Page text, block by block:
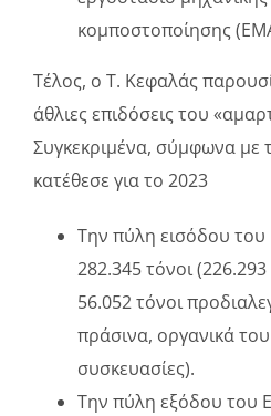
κομποστοποίησης
Τέλος, ο Τ. Κεφαλάς
άθλιες επιδόσεις του
Συγκεκριμένα, σύμφωνα με
κατέθεσε για το 2023
Την πύλη εισόδου
282.345 τόνοι
56.052 τόνοι
πράσινα, οργανικά
συσκευασίες).
Την πύλη εξόδου του